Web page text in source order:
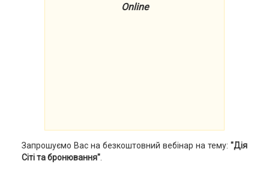
Online
Запрошуємо Вас на безкоштовний вебінар на тему:"Дія
Сіті та бронювання".